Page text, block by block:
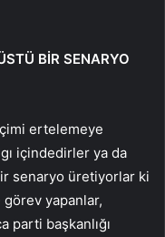
BİR SENARYO
ertelemeye
içindedirler ya da
senaryo üretiyorlar ki
yapanlar,
parti başkanlığı